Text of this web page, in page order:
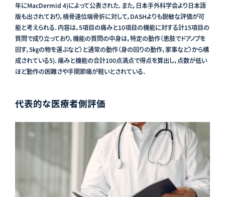
年にMacDermid 4)によって公表された．また，日本手外科学会より日本語
版も出されており，橈骨遠位端骨折に対して，DASHよりも鋭敏な評価が可
能と考えられる．内容は，5項目の痛みと10項目の機能に対する計15項目の
質問で成り立っており，機能の質問の中身は，特定の動作（患肢でドアノブを
回す，5㎏の物を運ぶなど）と通常の動作（身の回りの動作，家事など）から構
成されている5)．痛みと機能の合計100点満点で得点を算出し，点数が低い
ほど動作の困難さや手関節痛が軽いとされている．
代表的な医療者側評価